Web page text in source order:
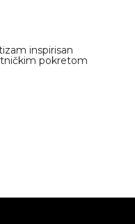
inspirisan
pokretom